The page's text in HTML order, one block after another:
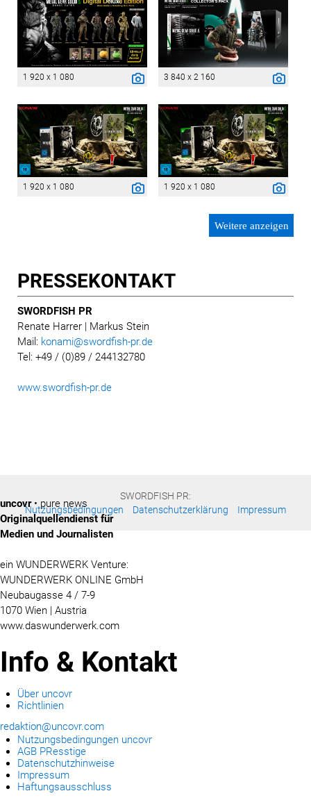
1 920 x 1 080 3 840 x 2 160
1 920 x 1 080 1 920 x 1 080
Weitere anzeigen
PRESSE­KONTAKT
SWORDFISH PR
Renate Harrer | Markus Stein
Mail: konami@swordfish-pr.de
Tel: +49 / (0)89 / 244132780
www.swordfish-pr.de
SWORDFISH PR:
Nutzungsbedingungen
Datenschutzerklärung Impressum
uncovr• pure news
Originalquellendienst für
Medien und Journalisten
ein WUNDERWERK Venture:
WUNDERWERK ONLINE GmbH
Neubaugasse 4 / 7-9
1070 Wien | Austria
www.daswunderwerk.com
Info & Kontakt
Über uncovr
Richtlinien
redaktion@uncovr.com
Nutzungsbedingungen uncovr
AGB PResstige
Datenschutzhinweise
Impressum
Haftungsausschluss